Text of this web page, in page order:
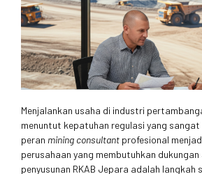
Menjalankan usaha di industri
menuntut kepatuhan regulasi yang sangat
peran mining consultant profesional
perusahaan yang membutuhkan dukungan
penyusunan RKAB Jepara adalah